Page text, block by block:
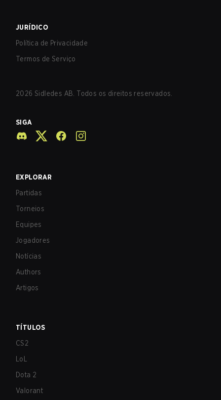
JURÍDICO
Política de Privacidade
Termos de Serviço
2026 Sidledes AB. Todos os direitos reservados.
SIGA
EXPLORAR
Partidas
Torneios
Equipes
Jogadores
Notícias
Authors
Artigos
TÍTULOS
CS2
LoL
Dota 2
Valorant